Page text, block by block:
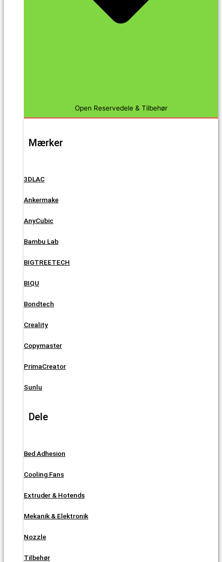
Open Reservedele & Tilbehør
Mærker
3DLAC
Ankermake
AnyCubic
Bambu Lab
BIGTREETECH
BIQU
Bondtech
Creality
Copymaster
PrimaCreator
Sunlu
Dele
Bed Adhesion
Cooling Fans
Extruder & Hotends
Mekanik & Elektronik
Nozzle
Tilbehør